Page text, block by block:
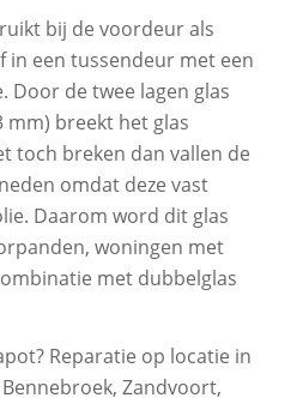
bij de voordeur als
in een tussendeur met een
Door de twee lagen glas
mm) breekt het glas
toch breken dan vallen de
omdat deze vast
Daarom word dit glas
woningen met
met dubbelglas
Reparatie op locatie in
Zandvoort,